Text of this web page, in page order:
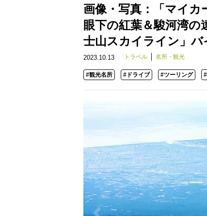
画像・写真：「マイ
眼下の紅葉＆駿河湾
士山スカイライン」バ
2023.10.13 トラベル 名所・観光
#観光名所 #ドライブ #ツーリング